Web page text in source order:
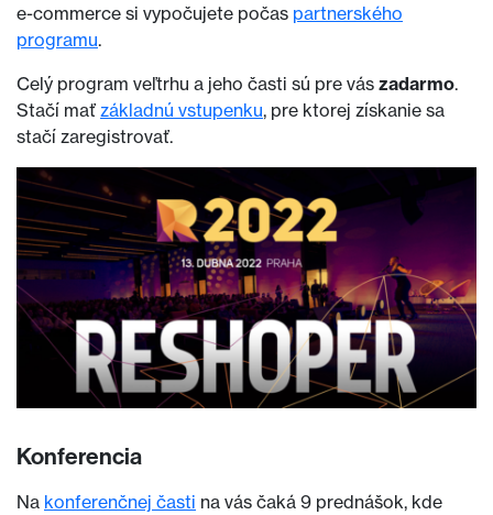
e-commerce si vypočujete počas partnerského
programu.
Celý program veľtrhu a jeho časti sú pre vás zadarmo.
Stačí mať základnú vstupenku, pre ktorej získanie sa
stačí zaregistrovať.
Konferencia
Na konferenčnej časti na vás čaká 9 prednášok, kde